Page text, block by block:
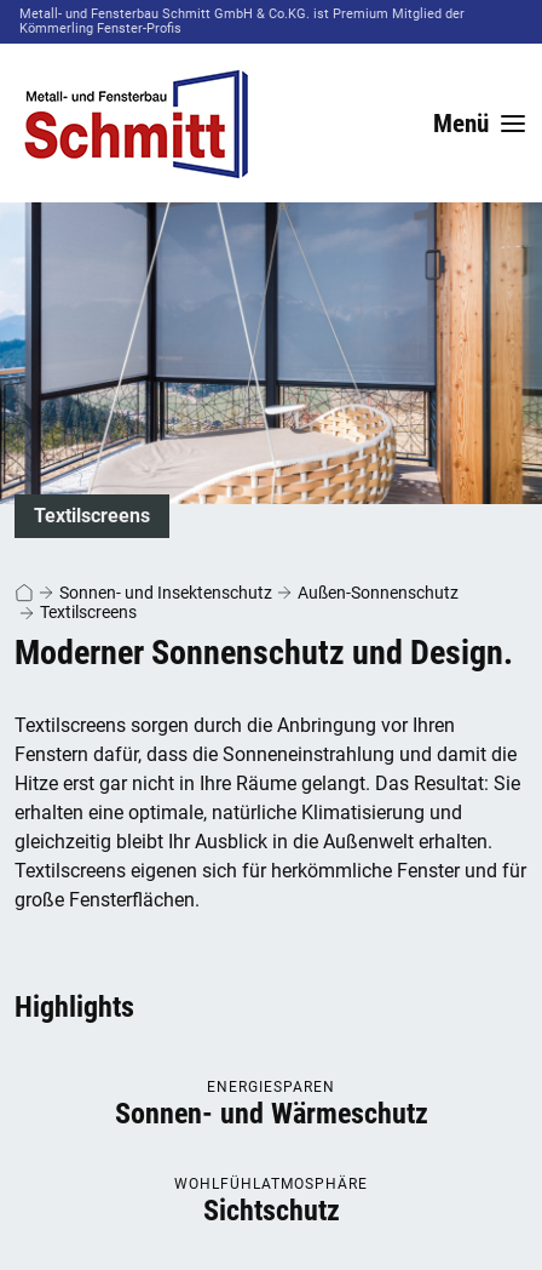
Metall- und Fensterbau Schmitt GmbH & Co.KG. ist Premium Mitglied der
Kömmerling Fenster-Profis
Menü
Textilscreens
Sonnen- und Insektenschutz
Außen-Sonnenschutz
Textilscreens
Moderner Sonnenschutz und Design.
Textilscreens sorgen durch die Anbringung vor Ihren
Fenstern dafür, dass die Sonneneinstrahlung und damit die
Hitze erst gar nicht in Ihre Räume gelangt. Das Resultat: Sie
erhalten eine optimale, natürliche Klimatisierung und
gleichzeitig bleibt Ihr Ausblick in die Außenwelt erhalten.
Textilscreens eigenen sich für herkömmliche Fenster und für
große Fensterflächen.
Highlights
ENERGIESPAREN
Sonnen- und Wärmeschutz
WOHLFÜHLATMOSPHÄRE
Sichtschutz